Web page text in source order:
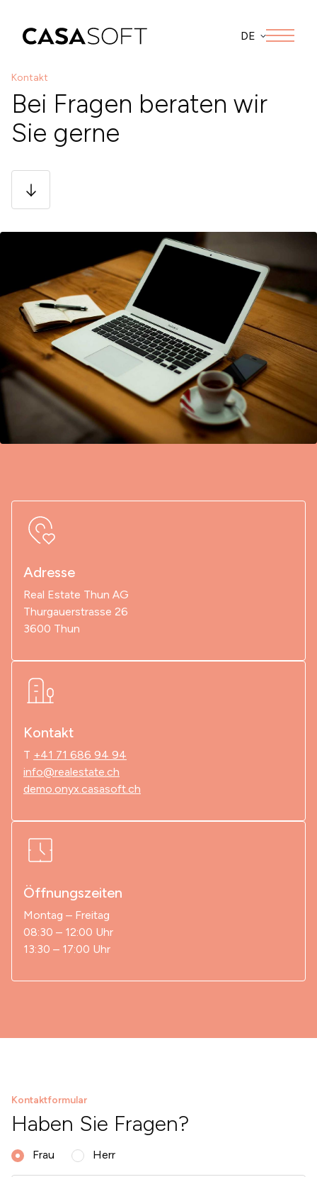
DE
Kontakt
Bei Fragen beraten wir
Sie gerne
Adresse
Real Estate Thun AG
Thurgauerstrasse 26
3600 Thun
Kontakt
T +41 71 686 94 94
info@realestate.ch
demo.onyx.casasoft.ch
Öffnungszeiten
Montag – Freitag
08:30 – 12:00 Uhr
13:30 – 17:00 Uhr
Kontaktformular
Haben Sie Fragen?
Frau Herr